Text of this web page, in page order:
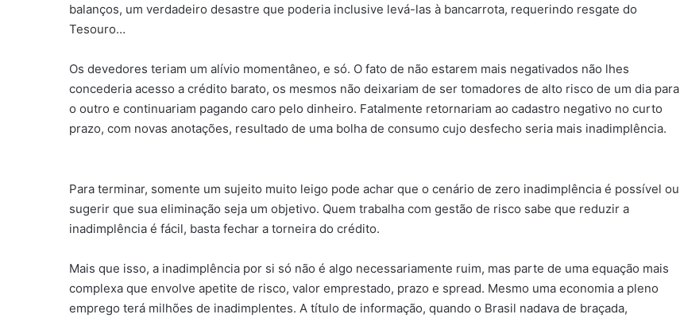
balanços, um verdadeiro desastre que poderia inclusive levá-las à bancarrota, requerindo resgate do
Tesouro…
Os devedores teriam um alívio momentâneo, e só. O fato de não estarem mais negativados não lhes
concederia acesso a crédito barato, os mesmos não deixariam de ser tomadores de alto risco de um dia para
o outro e continuariam pagando caro pelo dinheiro. Fatalmente retornariam ao cadastro negativo no curto
prazo, com novas anotações, resultado de uma bolha de consumo cujo desfecho seria mais inadimplência.
Para terminar, somente um sujeito muito leigo pode achar que o cenário de zero inadimplência é possível ou
sugerir que sua eliminação seja um objetivo. Quem trabalha com gestão de risco sabe que reduzir a
inadimplência é fácil, basta fechar a torneira do crédito.
Mais que isso, a inadimplência por si só não é algo necessariamente ruim, mas parte de uma equação mais
complexa que envolve apetite de risco, valor emprestado, prazo e spread. Mesmo uma economia a pleno
emprego terá milhões de inadimplentes. A título de informação, quando o Brasil nadava de braçada,